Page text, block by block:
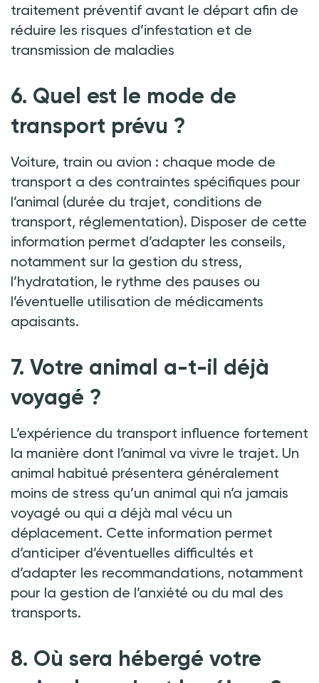
traitement préventif avant le départ afin de
réduire les risques d’infestation et de
transmission de maladies
6. Quel est le mode de
transport prévu ?
Voiture, train ou avion : chaque mode de
transport a des contraintes spécifiques pour
l’animal (durée du trajet, conditions de
transport, réglementation). Disposer de cette
information permet d’adapter les conseils,
notamment sur la gestion du stress,
l’hydratation, le rythme des pauses ou
l’éventuelle utilisation de médicaments
apaisants.
7. Votre animal a-t-il déjà
voyagé ?
L’expérience du transport influence fortement
la manière dont l’animal va vivre le trajet. Un
animal habitué présentera généralement
moins de stress qu’un animal qui n’a jamais
voyagé ou qui a déjà mal vécu un
déplacement. Cette information permet
d’anticiper d’éventuelles difficultés et
d’adapter les recommandations, notamment
pour la gestion de l’anxiété ou du mal des
transports.
8. Où sera hébergé votre